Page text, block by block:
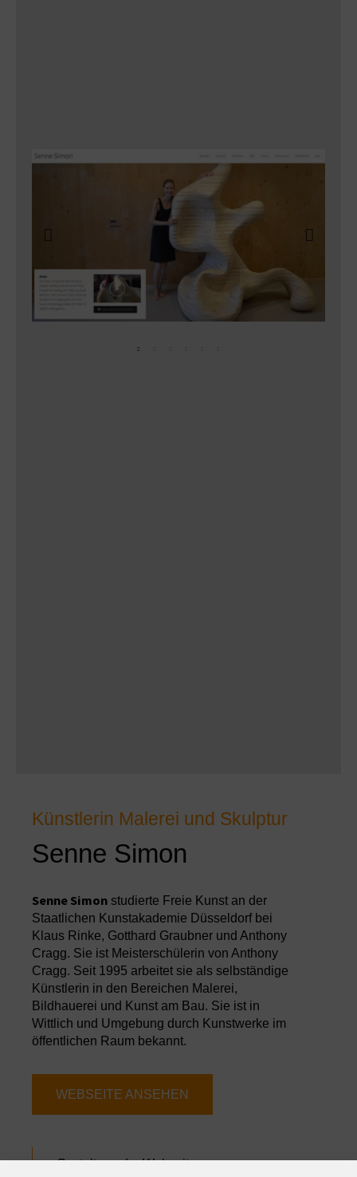
Künstlerin Malerei und Skulptur
Senne Simon
Senne Simon studierte Freie Kunst an der
Staatlichen Kunstakademie Düsseldorf bei
Klaus Rinke, Gotthard Graubner und Anthony
Cragg. Sie ist Meisterschülerin von Anthony
Cragg. Seit 1995 arbeitet sie als selbständige
Künstlerin in den Bereichen Malerei,
Bildhauerei und Kunst am Bau. Sie ist in
Wittlich und Umgebung durch Kunstwerke im
öffentlichen Raum bekannt.
WEBSEITE ANSEHEN
Gestaltung der Webseite